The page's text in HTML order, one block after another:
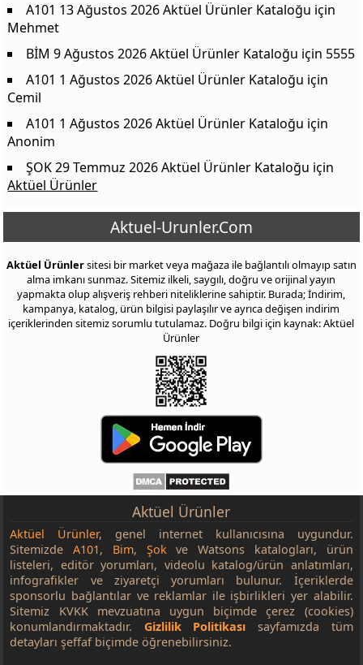
A101 13 Ağustos 2026 Aktüel Ürünler Kataloğu için
Mehmet
BİM 9 Ağustos 2026 Aktüel Ürünler Kataloğu için 5555
A101 1 Ağustos 2026 Aktüel Ürünler Kataloğu için
Cemil
A101 1 Ağustos 2026 Aktüel Ürünler Kataloğu için
Anonim
ŞOK 29 Temmuz 2026 Aktüel Ürünler Kataloğu için
Aktüel Ürünler
Aktuel-Urunler.Com
Aktüel Ürünlersitesi bir market veya mağaza ile bağlantılı olmayıp satın
alma imkanı sunmaz. Sitemiz ilkeli, saygılı, doğru ve orijinal yayın
yapmakta olup alışveriş rehberi niteliklerine sahiptir. Burada; İndirim,
kampanya, katalog, ürün bilgisi paylaşılır ve ayrıca değişen indirim
içeriklerinden sitemiz sorumlu tutulamaz. Doğru bilgi için kaynak: Aktüel
Ürünler
Aktüel Ürünler
Aktüel Ürünler, genel internet kullanıcısına uygundur.
SitemizdeA101, Bim, Şokve Watsons katalogları, ürün
listeleri, editör yorumları, videolu katalog/ürün anlatımları,
infografikler ve ziyaretçi yorumları bulunur. İçeriklerde
sponsorlu bağlantılar ve reklamlar ile işbirlikleri yer alabilir.
Sitemiz KVKK mevzuatına uygun biçimde çerez (cookies)
konumlandırmaktadır. Gizlilik Politikası sayfamızda tüm
detayları şeffaf biçimde öğrenebilirsiniz.